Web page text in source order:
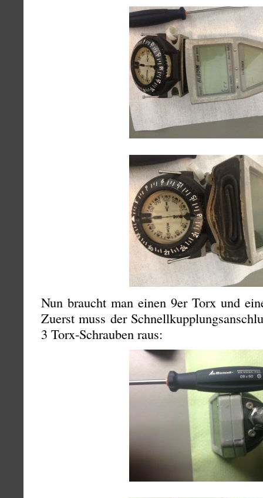
Nun braucht man einen 9er Torx und
Zuerst muss der
3 Torx-Schrauben raus: